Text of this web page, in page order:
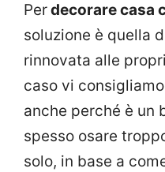
Perdecorare casa
soluzione è quella
rinnovata alle
caso vi
anche perché è un
spesso osare
solo, in base a